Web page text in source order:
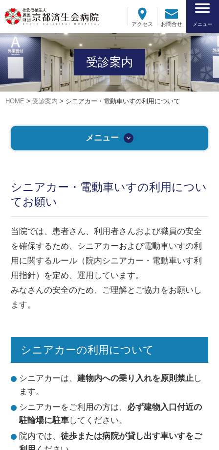
アクセス お問合せ メニュー
受診案内
HOME >受診案内 > シニアカー・電動車いすの利用について
メニュー
シニアカー・電動車いすの利用につい
てお願い
当院では、患者さん、利用者さんおよび職員の安全
を確保するため、シニアカーおよび電動車いすの利
用に関するルール（院内シニアカー・電動車いす利
用指針）を定め、運用しています。
みなさんの安全のため、ご理解とご協力をお願いし
ます。
シニアカーの利用について
シニアカーは、建物内への乗り入れを原則禁止し
ます。
シニアカーをご利用の方は、 必ず建物入口付近の
駐輪場に駐車してください。
院内では、徒歩または病院が貸し出す車いすをご